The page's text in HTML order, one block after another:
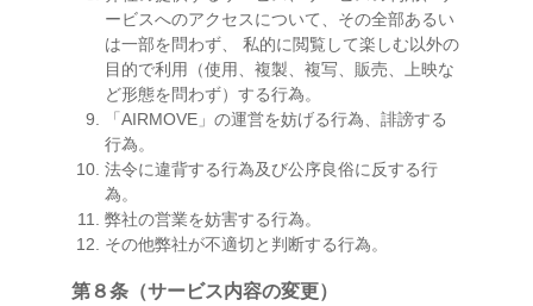
ービスへのアクセスについて、その全部あるい
は一部を問わず、 私的に閲覧して楽しむ以外の
目的で利用（使用、複製、複写、販売、上映な
ど形態を問わず）する行為。
「AIRMOVE」の運営を妨げる行為、誹謗する
行為。
法令に違背する行為及び公序良俗に反する行
為。
弊社の営業を妨害する行為。
その他弊社が不適切と判断する行為。
第８条（サービス内容の変更）